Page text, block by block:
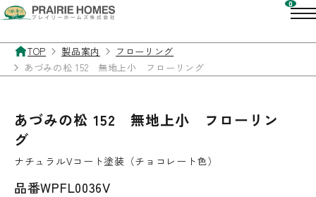
TOP 製品案内
フローリング
あづみの松 152 無地上小 フローリング
あづみの松 152 無地上小 フローリン
グ
ナチュラルVコート塗装（チョコレート色）
品番WPFL0036V